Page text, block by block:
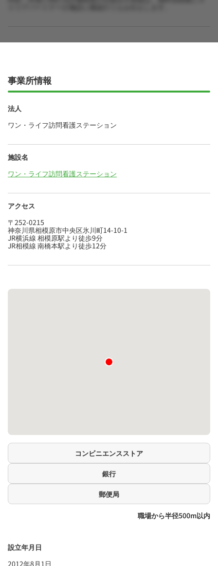
事業所情報
法人
ワン・ライフ訪問看護ステーション
施設名
ワン・ライフ訪問看護ステーション
アクセス
〒252-0215
神奈川県相模原市中央区氷川町14-10-1
JR横浜線 相模原駅より徒歩9分
JR相模線 南橋本駅より徒歩12分
コンビニエンスストア
銀行
郵便局
職場から半径500m以内
設立年月日
2012年8月1日